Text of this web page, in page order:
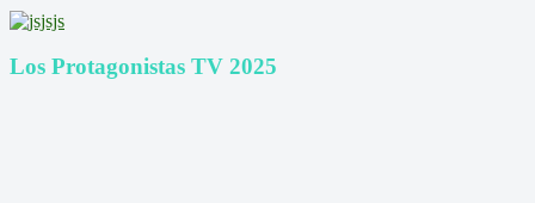
Los Protagonistas TV 2025